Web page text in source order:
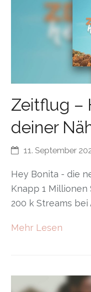
Zeitflug –
deiner
11. September
Hey Bonita - die
Knapp 1
200 k Streams bei
Mehr Lesen